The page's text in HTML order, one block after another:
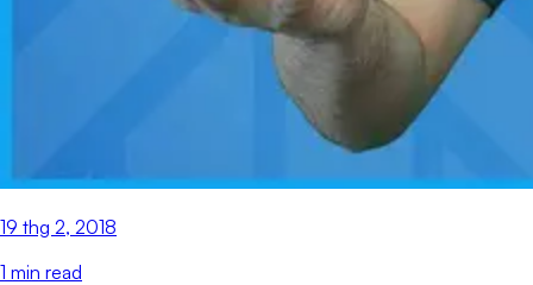
19 thg 2, 2018
1 min read